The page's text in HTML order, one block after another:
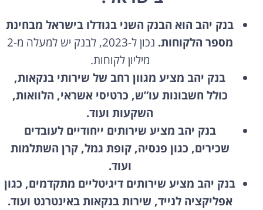
בנק יהב הוא הבנק השני בגודלו בישראל מבחינת
מספר הלקוחות. נכון ל-2023,
לבנק יש למעלה מ-2
מיליון לקוחות.
בנק יהב מציע מגוון רחב של שירותי בנקאות,
כולל חשבונות עו”ש, כרטיסי אשראי, הלוואות,
השקעות ועוד.
בנק יהב מציע שירותים ייחודיים לעובדים
שכירים, כגון פנסיה, קופת גמל, קרן השתלמות
ועוד.
בנק יהב מציע שירותים דיגיטליים מתקדמים, כגון
אפליקציה לנייד, שירות בנקאות באינטרנט ועוד.